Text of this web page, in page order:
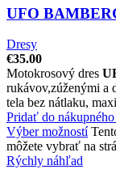
UFO
Dresy
€35.00
Motokrosový dres
rukávov,zúženými a
tela bez nátlaku,
Pridať do
Výber možností
môžete vybrať na
Rýchly náhľad